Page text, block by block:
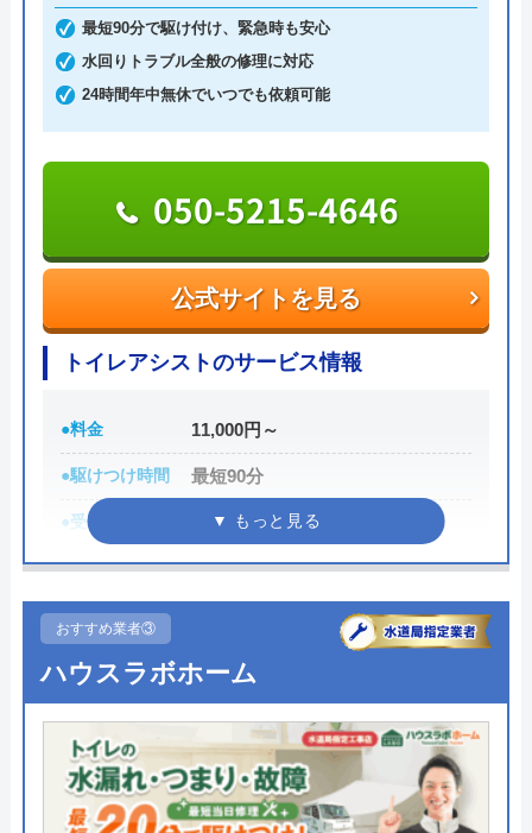
土日祝日・深夜早朝含む24時間365日、いつ相談し
ても割増料金がかからず、作業が始まるまでは一切
費用がかからないかなり信頼できる業者です。
管、給湯器や蛇口の修理交換まで水回りのことなら
電話で「ホームページを見た」と伝えるだけで3,000
円割引なので、相談する際は電話で相談し、忘れず
に伝えるようにしましょう。
ちなみに、依頼せずとも見積もりにはお金はかから
ないので、相見積もりの際は必ず相談しておきたい
業者の一つです。
イースマイルの詳細ページはこちら
公式サイトを見る
0120-091-026
イースマイルの基本情報
最短90分で駆け付け、緊急時も安心
水回りトラブル全般の修理に対応
24時間年中無休でいつでも依頼可能
公式サイトを見る
050-5215-4646
トイレアシストのサービス情報
●料金 11,000円～
●駆けつけ時間 最短90分
●受付時間 24時間
●定休日 年中無休
●累計実績
トイレアシストがおすすめの理由
トイレアシストは本社のある茨城県坂東市を中心
に、茨城、千葉、埼玉、栃木の一部エリアを対象と
おすすめ業者③
ハウスラボホーム